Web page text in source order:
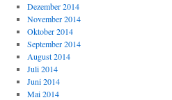
Dezember 2014
November 2014
Oktober 2014
September 2014
August 2014
Juli 2014
Juni 2014
Mai 2014